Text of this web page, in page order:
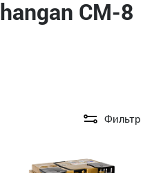
CM-8
Фильтр